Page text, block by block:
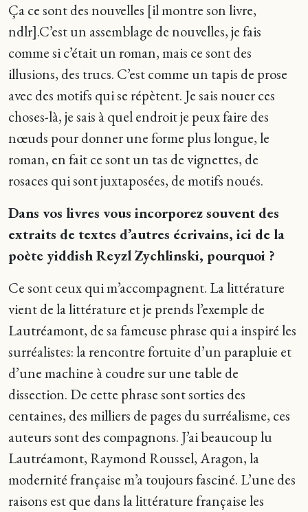
Ça ce sont des nouvelles [il montre son livre,
ndlr].C’est un assemblage de nouvelles, je fais
comme si c’était un roman, mais ce sont des
illusions, des trucs. C’est comme un tapis de prose
avec des motifs qui se répètent. Je sais nouer ces
choses-là, je sais à quel endroit je peux faire des
nœuds pour donner une forme plus longue, le
roman, en fait ce sont un tas de vignettes, de
rosaces qui sont juxtaposées, de motifs noués.
Dans vos livres vous incorporez souvent des
extraits de textes d’autres écrivains, ici de la
poète yiddish Reyzl Zychlinski, pourquoi ?
Ce sont ceux qui m’accompagnent. La littérature
vient de la littérature et je prends l’exemple de
Lautréamont, de sa fameuse phrase qui a inspiré les
surréalistes: la rencontre fortuite d’un parapluie et
d’une machine à coudre sur une table de
dissection. De cette phrase sont sorties des
centaines, des milliers de pages du surréalisme, ces
auteurs sont des compagnons. J’ai beaucoup lu
Lautréamont, Raymond Roussel, Aragon, la
modernité française m’a toujours fasciné. L’une des
raisons est que dans la littérature française les